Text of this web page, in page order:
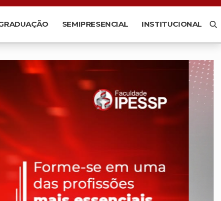
SEMIPRESENCIAL INSTITUCIONAL